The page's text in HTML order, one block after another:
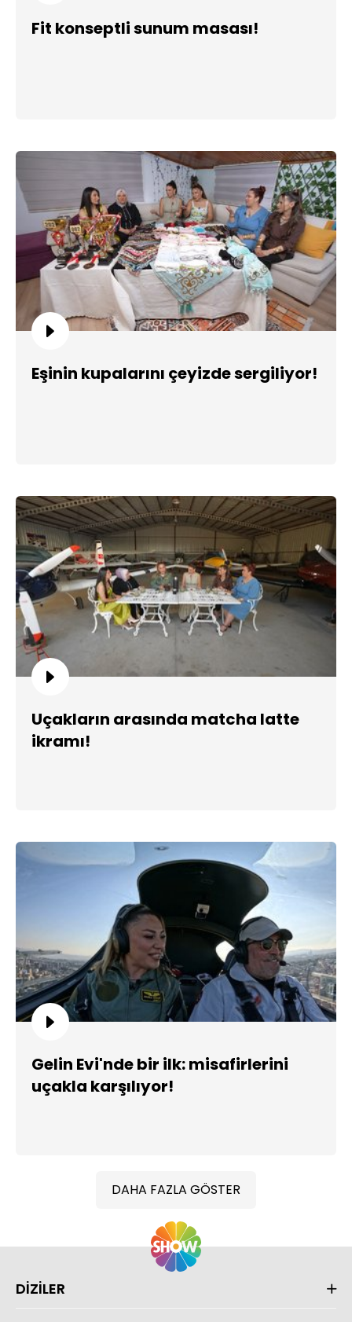
Fit konseptli sunum masası!
Eşinin kupalarını çeyizde sergiliyor!
Uçakların arasında matcha latte
ikramı!
Gelin Evi'nde bir ilk: misafirlerini
uçakla karşılıyor!
DAHA FAZLA GÖSTER
DİZİLER